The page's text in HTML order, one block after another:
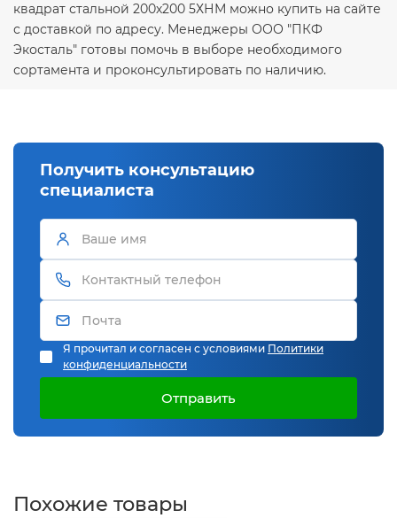
квадрат стальной 200х200 5ХНМ можно купить на сайте
с доставкой по адресу. Менеджеры ООО "ПКФ
Экосталь" готовы помочь в выборе необходимого
сортамента и проконсультировать по наличию.
Получить консультацию
специалиста
Я прочитал и согласен с условиями Политики
конфиденциальности
Отправить
Похожие товары